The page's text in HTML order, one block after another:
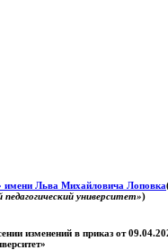
имени Льва Михайловича Лоповка
университет»)
изменений в приказ от